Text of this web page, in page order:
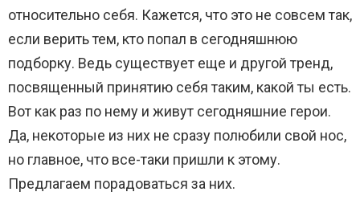
относительно себя. Кажется, что это не совсем так,
если верить тем, кто попал в сегодняшнюю
подборку. Ведь существует еще и другой тренд,
посвященный принятию себя таким, какой ты есть.
Вот как раз по нему и живут сегодняшние герои.
Да, некоторые из них не сразу полюбили свой нос,
но главное, что все-таки пришли к этому.
Предлагаем порадоваться за них.